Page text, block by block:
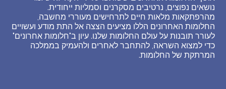
1
נושאים נפוצים, נרטיבים מסקרנים וסמליות ייחודית.
מהרפתקאות מלאות חיים לתרחישים מעוררי מחשבה,
החלומות האחרונים הללו מציעים הצצה אל התת מודע ועשויים
לעורר תובנות על עולם החלומות שלנו. עיון ב"חלומות אחרונים"
כדי למצוא השראה, להתחבר לאחרים ולהעמיק בממלכה
המרתקת של החלומות.